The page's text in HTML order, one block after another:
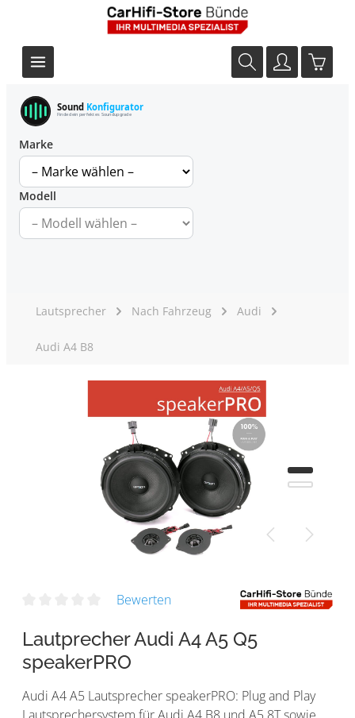
Sound Konfigurator
Finde dein perfektes Soundupgrade
Marke
Modell
Lautsprecher Nach Fahrzeug Audi
Audi A4 B8
Bewerten
Lautprecher Audi A4 A5 Q5
speakerPRO
Audi A4 A5 Lautsprecher speakerPRO: Plug and Play
Lautsprechersystem für Audi A4 B8 und A5 8T sowie